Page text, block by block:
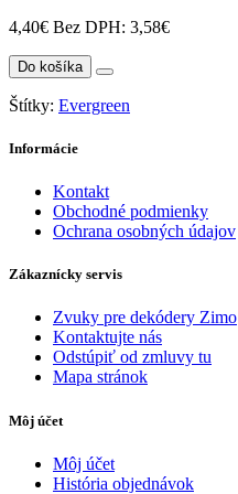
4,40€ Bez DPH: 3,58€
Do košíka
Štítky: Evergreen
Informácie
Kontakt
Obchodné podmienky
Ochrana osobných údajov
Zákaznícky servis
Zvuky pre dekódery Zimo
Kontaktujte nás
Odstúpiť od zmluvy tu
Mapa stránok
Môj účet
Môj účet
História objednávok